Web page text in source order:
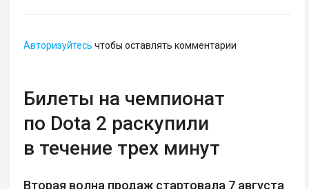
Авторизуйтесь чтобы оставлять комментарии
Билеты на чемпионат
по Dota 2 раскупили
в течение трех минут
Вторая волна продаж стартовала 7 августа